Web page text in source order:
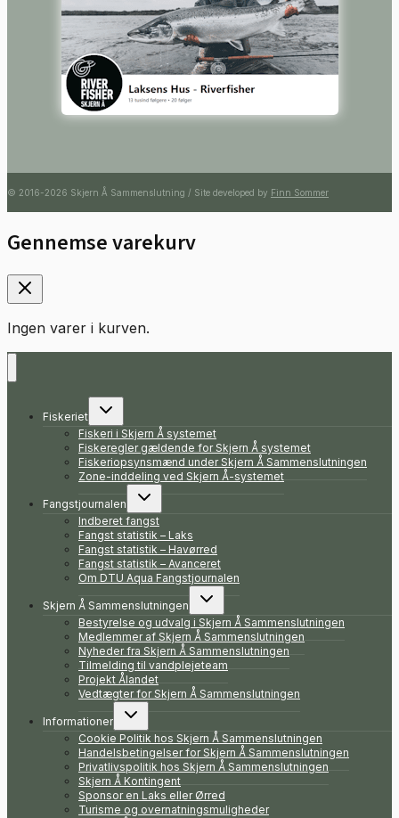
© 2016-2026 Skjern Å Sammenslutning / Site developed by Finn Sommer
Gennemse varekurv
Ingen varer i kurven.
Fiskeriet
Skift
undermenu
Fiskeri i Skjern Å systemet
Fiskeregler gældende for Skjern Å systemet
Fiskeriopsynsmænd under Skjern Å Sammenslutningen
Zone-inddeling ved Skjern Å-systemet
Fangstjournalen
Skift
undermenu
Indberet fangst
Fangst statistik – Laks
Fangst statistik – Havørred
Fangst statistik – Avanceret
Om DTU Aqua Fangstjournalen
Skjern Å Sammenslutningen
Skift
undermenu
Bestyrelse og udvalg i Skjern Å Sammenslutningen
Medlemmer af Skjern Å Sammenslutningen
Nyheder fra Skjern Å Sammenslutningen
Tilmelding til vandplejeteam
Projekt Ålandet
Vedtægter for Skjern Å Sammenslutningen
Informationer
Skift
undermenu
Cookie Politik hos Skjern Å Sammenslutningen
Handelsbetingelser for Skjern Å Sammenslutningen
Privatlivspolitik hos Skjern Å Sammenslutningen
Skjern Å Kontingent
Sponsor en Laks eller Ørred
Turisme og overnatningsmuligheder